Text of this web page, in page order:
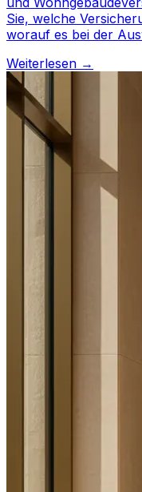
Sie, welche
worauf es bei der
Weiterlesen →